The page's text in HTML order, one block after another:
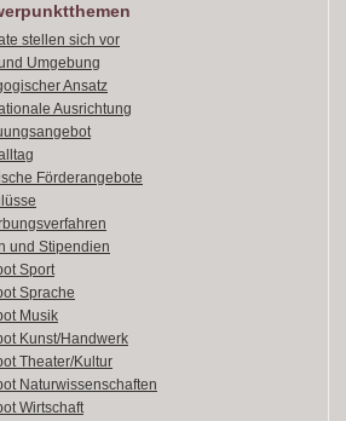
stellen sich vor
Umgebung
Ansatz
Ausrichtung
Förderangebote
und Stipendien
Sport
Sprache
Musik
Kunst/Handwerk
Theater/Kultur
Naturwissenschaften
Wirtschaft